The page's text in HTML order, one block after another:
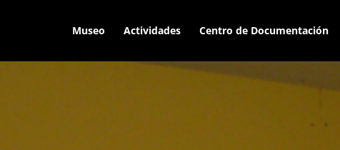
Museo Actividades Centro de Documentación